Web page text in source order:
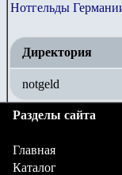
Нотгельды
Директория
notgeld
Разделы сайта
Главная
Каталог